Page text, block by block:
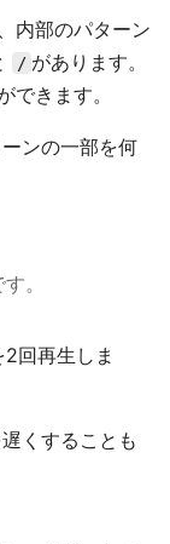
内部のパターン
/ があります。
できます。
ンの一部を何
。
回再生しま
くすることも